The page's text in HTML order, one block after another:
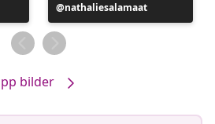
Inlägg
publicerat
av
nathaliesalamaat
bilder